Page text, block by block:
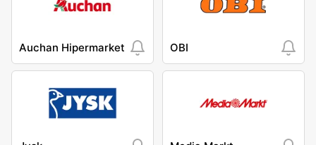
Auchan Hipermarket OBI